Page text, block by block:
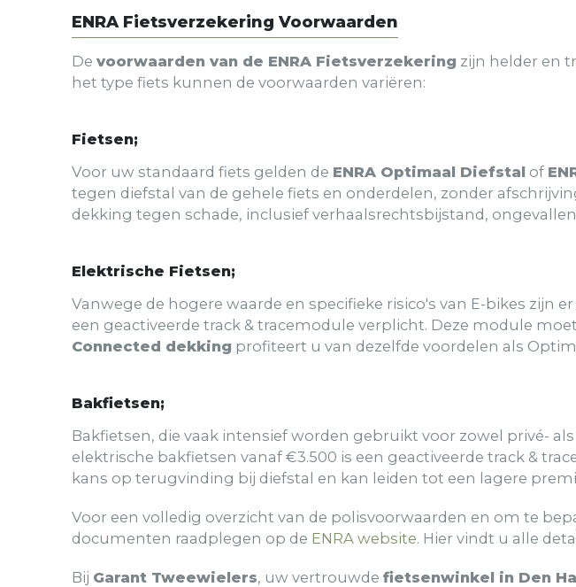
ENRA Fietsverzekering Voorwaarden
De voorwaarden van de ENRA Fietsverzekering zijn helder en
het type fiets kunnen de voorwaarden variëren:
Fietsen;
Voor uw standaard fiets gelden de ENRA Optimaal Diefstal of
tegen diefstal van de gehele fiets en onderdelen, zonder
dekking tegen schade, inclusief verhaalsrechtsbijstand,
Elektrische Fietsen;
Vanwege de hogere waarde en specifieke risico's van E-bikes zijn
een geactiveerde track & tracemodule verplicht. Deze module
Connected dekking profiteert u van dezelfde voordelen als
Bakfietsen;
Bakfietsen, die vaak intensief worden gebruikt voor zowel privé-
elektrische bakfietsen vanaf €3.500 is een geactiveerde track &
kans op terugvinding bij diefstal en kan leiden tot een lagere
Voor een volledig overzicht van de polisvoorwaarden en om te
documenten raadplegen op de ENRA website. Hier vindt u alle
Bij Garant Tweewielers, uw vertrouwde fietsenwinkel in Den